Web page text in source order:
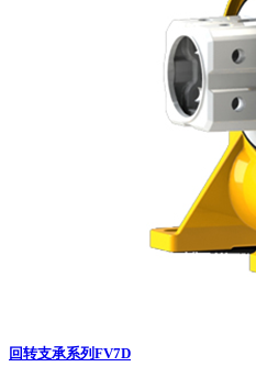
回转支承系列 FV7D